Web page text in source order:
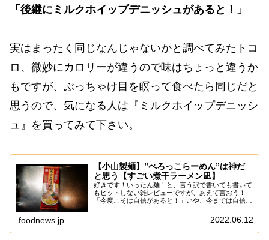
「後継にミルクホイップデニッシュがあると！」
実はまったく同じなんじゃないかと調べてみたトコ
ロ、微妙にカロリーが違うので味はちょっと違うか
もですが、ぶっちゃけ目を瞑って食べたら同じだと
思うので、気になる人は『ミルクホイップデニッシ
ュ』を買ってみて下さい。
【小山製麺】”ぺろっこらーめん”は神だ
と思う【すごい煮干ラーメン凪】
好きです！いったん麺！と、言う訳で書いても書いて
もヒットしない雑レビューですが、あえて言おう！
「今度こそは自信があると！」いや、今までは自信無
出してみないと結果は誰にも分からない説ですし、基
foodnews.jp 2022.06.12